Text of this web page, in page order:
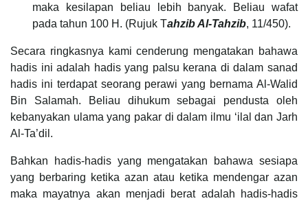
maka kesilapan beliau lebih banyak. Beliau wafat
pada tahun 100 H. (Rujuk Tahzib Al-Tahzib, 11/450).
Secara ringkasnya kami cenderung mengatakan bahawa
hadis ini adalah hadis yang palsu kerana di dalam sanad
hadis ini terdapat seorang perawi yang bernama Al-Walid
Bin Salamah. Beliau dihukum sebagai pendusta oleh
kebanyakan ulama yang pakar di dalam ilmu ‘ilal dan Jarh
Al-Ta’dil.
Bahkan hadis-hadis yang mengatakan bahawa sesiapa
yang berbaring ketika azan atau ketika mendengar azan
maka mayatnya akan menjadi berat adalah hadis-hadis